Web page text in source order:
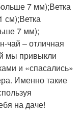
7 мм);Ветка
см);Ветка
7 мм);
чай – отличная
мы привыкли
и «спасались»
Именно такие
на даче!